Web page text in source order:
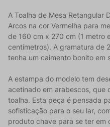
A Toalha de Mesa Retangular
Arcos na cor Vermelha para
de 160 cm x 270 cm (1 metro
centímetros). A gramatura de
tenha um caimento bonito em
A estampa do modelo tem
acetinado em arabescos, que
toalha. Esta peça é pensada
sofisticação para o seu lar,
produto chave para se ter em